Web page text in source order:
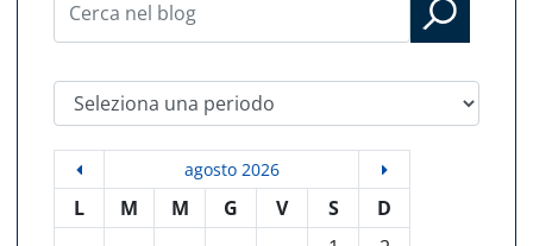
Seleziona una periodo
agosto 2026
L M M G V S
D